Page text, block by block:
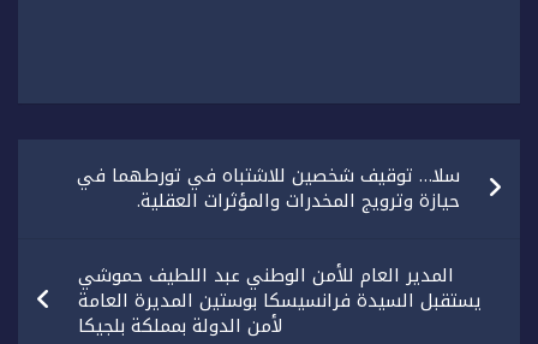
تصفّح
المقالاتسلا… توقيف شخصين للاشتباه في تورطهما في
حيازة وترويج المخدرات والمؤثرات العقلية.
المدير العام للأمن الوطني عبد اللطيف حموشي
يستقبل السيدة فرانسيسكا بوستين المديرة العامة
لأمن الدولة بمملكة بلجيكا